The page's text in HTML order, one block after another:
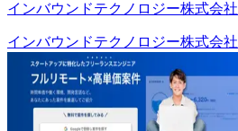
インバウンドテクノロジー株式会社
インバウンドテクノロジー株式会社